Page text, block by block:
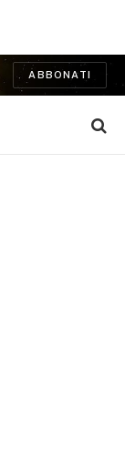
ABBONATI